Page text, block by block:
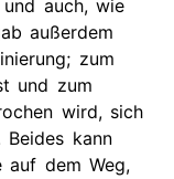
auch, wie
außerdem
zum
und zum
wird, sich
Beides kann
auf dem Weg,